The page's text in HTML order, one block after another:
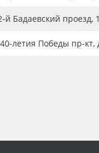
Бадаевский проезд,
летия Победы пр-кт,